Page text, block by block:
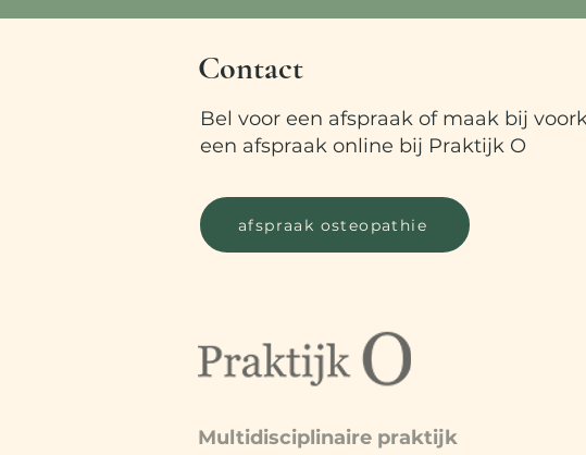
Contact
Bel voor een afspraak of maak bij
een afspraak online bij Praktijk O​
afspraak osteopathie
Multidisciplinaire praktijk